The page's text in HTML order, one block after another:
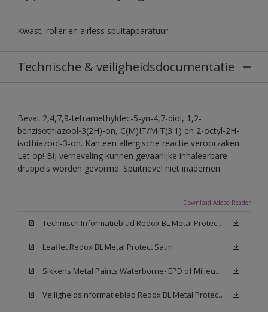
Kwast, roller en airless spuitapparatuur
Technische & veiligheidsdocumentatie
Bevat 2,4,7,9-tetramethyldec-5-yn-4,7-diol, 1,2-
benzisothiazool-3(2H)-on, C(M)IT/MIT(3:1) en 2-octyl-2H-
isothiazool-3-on. Kan een allergische reactie veroorzaken.
Let op! Bij verneveling kunnen gevaarlijke inhaleerbare
druppels worden gevormd. Spuitnevel niet inademen.
Download Adobe Reader
Technisch Informatieblad Redox BL Metal Protect (PDF)
Leaflet Redox BL Metal Protect Satin
Sikkens Metal Paints Waterborne- EPD of Milieuproductverklaring
Veiligheidsinformatieblad Redox BL Metal Protect Satin N00 (MSDS)